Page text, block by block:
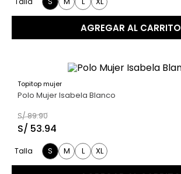
AGREGAR AL CARRITO
40 %
Topitop mujer
Polo Mujer Isabela Blanco
S/89.90
S/ 53.94
Talla S M L XL